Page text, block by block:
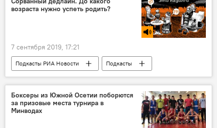
возраста нужно успеть родить?
7 сентября 2019, 17:21
Подкасты РИА Новости
Подкасты
Радио
Боксеры из Южной Осетии поборются
за призовые места турнира в
Минводах